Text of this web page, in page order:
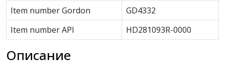
Item number Gordon
GD4332
Item number API
HD281093R-0000
Описание